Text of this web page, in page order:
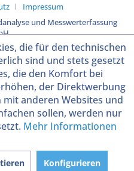
Impressum
und Messwerterfassung
die für den technischen
sind und stets gesetzt
die den Komfort bei
der Direktwerbung
anderen Websites und
sollen, werden nur
Mehr Informationen
Konfigurieren